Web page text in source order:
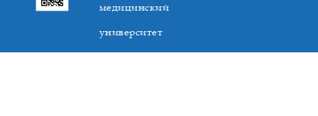
медицинский
университет